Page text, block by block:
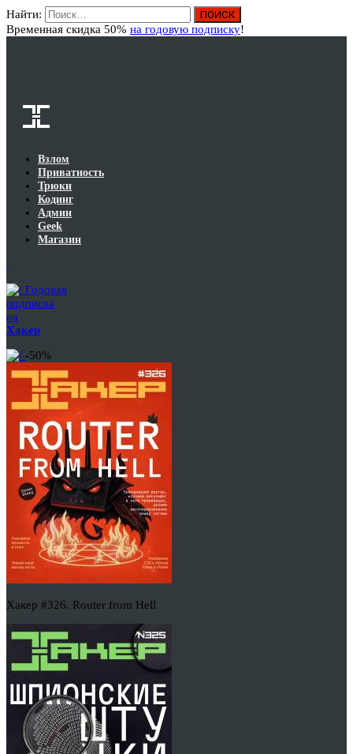
Найти:
Временная скидка 50% на годовую подписку!
Взлом
Приватность
Трюки
Кодинг
Админ
Geek
Магазин
Годовая
подписка
на
Хакер
-50%
Хакер #326. Router from Hell